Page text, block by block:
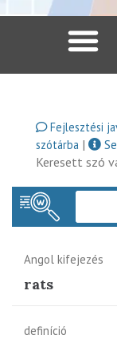
Fejlesztési
szótárba |
Keresett szó
Angol kifejezés
rats
definíció